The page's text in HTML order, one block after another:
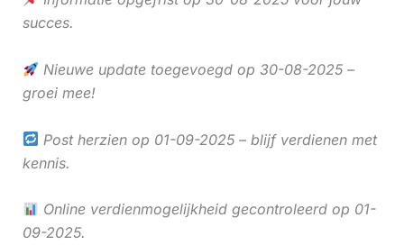
succes.
Nieuwe update toegevoegd op 30-08-2025 –
groei mee!
Post herzien op 01-09-2025 – blijf verdienen met
kennis.
Online verdienmogelijkheid gecontroleerd op 01-
09-2025.